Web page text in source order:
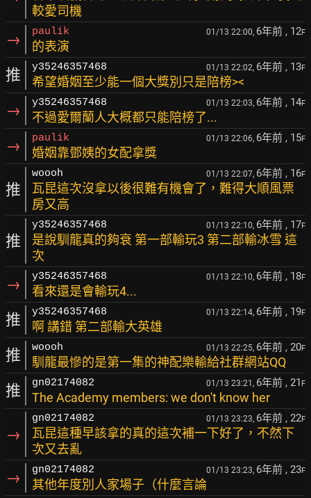
較愛司機
→ paulik 01/13 22:00, 6年前 , 12F
的表演
推 y35246357468 01/13 22:02, 6年前 , 13F
希望婚姻至少能一個大獎別只是陪榜><
→ y35246357468 01/13 22:03, 6年前 , 14F
不過愛爾蘭人大概都只能陪榜了...
→ paulik 01/13 22:06, 6年前 , 15F
婚姻靠鄧姨的女配拿獎
推
woooh 01/13 22:07, 6年前 , 16F
瓦昆這次沒拿以後很難有機會了，難得大順風票
房又高
推
y35246357468 01/13 22:10, 6年前 , 17F
是說馴龍真的夠衰 第一部輸玩3 第二部輸冰雪 這
次
→ y35246357468 01/13 22:10, 6年前 , 18F
看來還是會輸玩4...
推 y35246357468 01/13 22:14, 6年前 , 19F
啊 講錯 第二部輸大英雄
推 woooh 01/13 22:25, 6年前 , 20F
馴龍最慘的是第一集的神配樂輸給社群網站QQ
推 gn02174082 01/13 23:21, 6年前 , 21 F
The Academy members: we don't know her
→
gn02174082 01/13 23:23, 6年前 , 22F
瓦昆這種早該拿的真的這次補一下好了，不然下
次又去亂
→ gn02174082 01/13 23:23, 6年前 , 23F
其他年度別人家場子（什麼言論